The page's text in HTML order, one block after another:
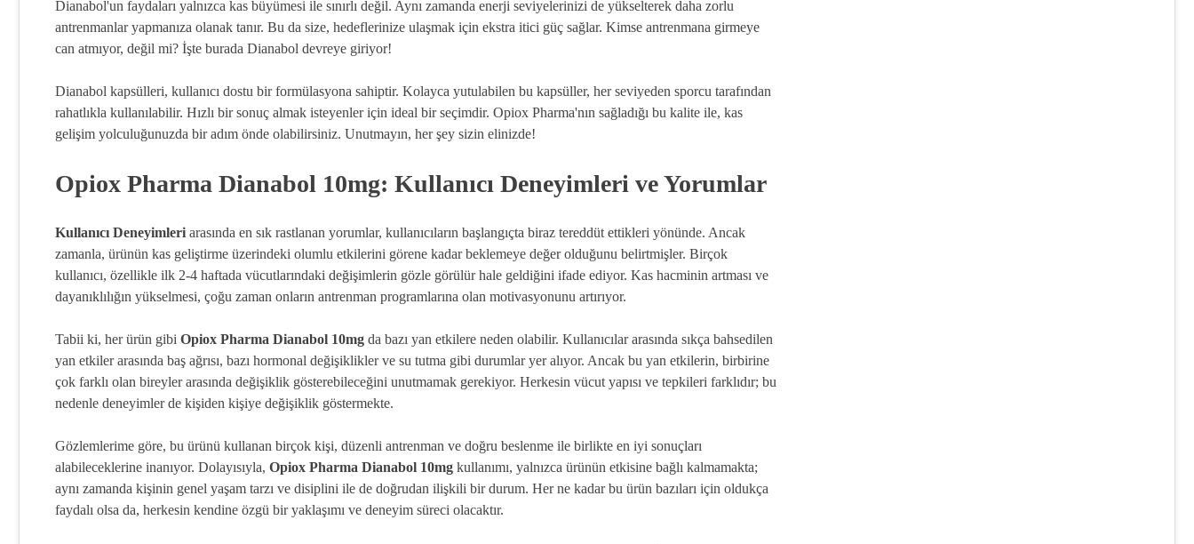
Dianabol'un faydaları yalnızca kas büyümesi ile sınırlı değil. Aynı zamanda enerji seviyelerinizi de yükselterek daha zorlu
antrenmanlar yapmanıza olanak tanır. Bu da size, hedeflerinize ulaşmak için ekstra itici güç sağlar. Kimse antrenmana girmeye
can atmıyor, değil mi? İşte burada Dianabol devreye giriyor!
Dianabol kapsülleri, kullanıcı dostu bir formülasyona sahiptir. Kolayca yutulabilen bu kapsüller, her seviyeden sporcu tarafından
rahatlıkla kullanılabilir. Hızlı bir sonuç almak isteyenler için ideal bir seçimdir. Opiox Pharma'nın sağladığı bu kalite ile, kas
gelişim yolculuğunuzda bir adım önde olabilirsiniz. Unutmayın, her şey sizin elinizde!
Opiox Pharma Dianabol 10mg: Kullanıcı Deneyimleri ve Yorumlar
Kullanıcı Deneyimleri arasında en sık rastlanan yorumlar, kullanıcıların başlangıçta biraz tereddüt ettikleri yönünde. Ancak
zamanla, ürünün kas geliştirme üzerindeki olumlu etkilerini görene kadar beklemeye değer olduğunu belirtmişler. Birçok
kullanıcı, özellikle ilk 2-4 haftada vücutlarındaki değişimlerin gözle görülür hale geldiğini ifade ediyor. Kas hacminin artması ve
dayanıklılığın yükselmesi, çoğu zaman onların antrenman programlarına olan motivasyonunu artırıyor.
Tabii ki, her ürün gibi Opiox Pharma Dianabol 10mg da bazı yan etkilere neden olabilir. Kullanıcılar arasında sıkça bahsedilen
yan etkiler arasında baş ağrısı, bazı hormonal değişiklikler ve su tutma gibi durumlar yer alıyor. Ancak bu yan etkilerin, birbirine
çok farklı olan bireyler arasında değişiklik gösterebileceğini unutmamak gerekiyor. Herkesin vücut yapısı ve tepkileri farklıdır; bu
nedenle deneyimler de kişiden kişiye değişiklik göstermekte.
Gözlemlerime göre, bu ürünü kullanan birçok kişi, düzenli antrenman ve doğru beslenme ile birlikte en iyi sonuçları
alabileceklerine inanıyor. Dolayısıyla, Opiox Pharma Dianabol 10mg kullanımı, yalnızca ürünün etkisine bağlı kalmamakta;
aynı zamanda kişinin genel yaşam tarzı ve disiplini ile de doğrudan ilişkili bir durum. Her ne kadar bu ürün bazıları için oldukça
faydalı olsa da, herkesin kendine özgü bir yaklaşımı ve deneyim süreci olacaktır.